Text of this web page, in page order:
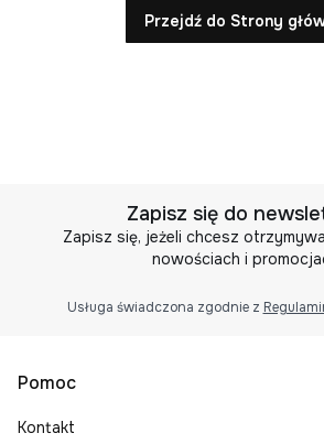
Przejdź do Strony
Zapisz się do
Zapisz się, jeżeli chcesz
nowościach i
Usługa świadczona zgodnie z
Linki w stopce
Pomoc
Kontakt